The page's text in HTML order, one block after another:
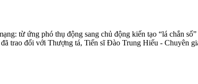
từ ứng phó thụ động sang chủ động kiến tạo “lá chắn
trao đổi với Thượng tá, Tiến sĩ Đào Trung Hiếu - Chuyên